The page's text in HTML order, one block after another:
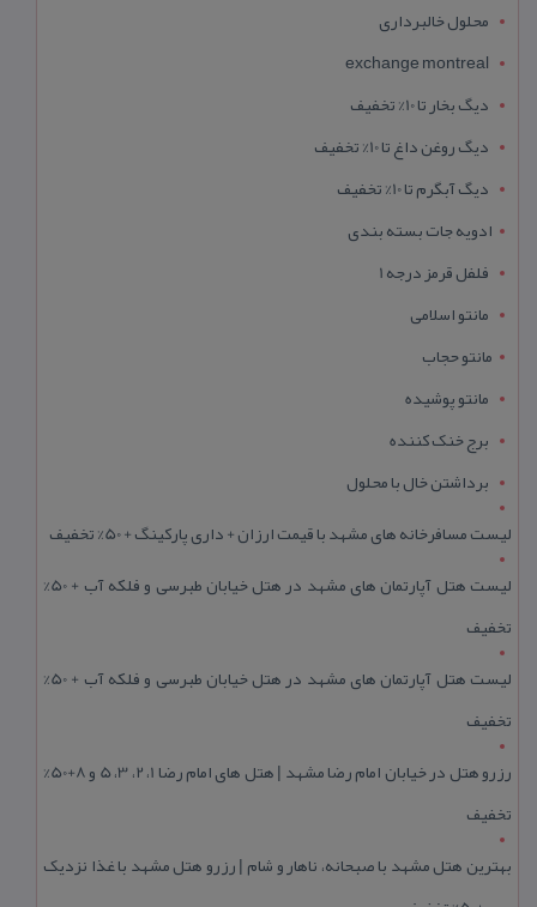
محلول خالبرداری
exchange montreal
دیگ بخار تا 10% تخفیف
دیگ روغن داغ تا 10% تخفیف
دیگ آبگرم تا 10% تخفیف
ادویه جات بسته بندی
فلفل قرمز درجه 1
مانتو اسلامی
مانتو حجاب
مانتو پوشیده
برج خنک کننده
برداشتن خال با محلول
لیست مسافرخانه های مشهد با قیمت ارزان + داری پارکینگ + 50% تخفیف
لیست هتل آپارتمان های مشهد در هتل خیابان طبرسی و فلکه آب + 50%
تخفیف
لیست هتل آپارتمان های مشهد در هتل خیابان طبرسی و فلکه آب + 50%
تخفیف
رزرو هتل در خیابان امام رضا مشهد | هتل‌ های امام رضا 1، 2، 3، 5 و 8+50%
تخفیف
بهترین هتل مشهد با صبحانه، ناهار و شام | رزرو هتل مشهد با غذا نزدیک